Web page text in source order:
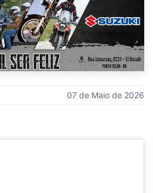
07 de Maio de 2026